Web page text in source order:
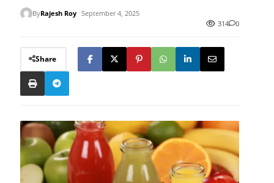
ByRajesh Roy September 4, 2025
314
0
Share